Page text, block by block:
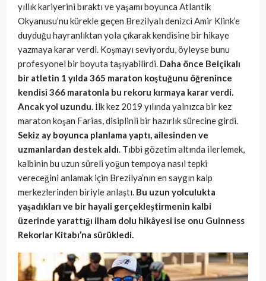
yıllık kariyerini bıraktı ve yaşamı boyunca Atlantik
Okyanusu’nu kürekle geçen Brezilyalı denizci Amir Klink’e
duyduğu hayranlıktan yola çıkarak kendisine bir hikaye
yazmaya karar verdi. Koşmayı seviyordu, öyleyse bunu
profesyonel bir boyuta taşıyabilirdi. Daha önce Belçikalı
bir atletin 1 yılda 365 maraton koştuğunu öğrenince
kendisi 366 maratonla bu rekoru kırmaya karar verdi.
Ancak yol uzundu.İlk kez 2019 yılında yalnızca bir kez
maraton koşan Farias, disiplinli bir hazırlık sürecine girdi.
Sekiz ay boyunca planlama yaptı, ailesinden ve
uzmanlardan destek aldı. Tıbbi gözetim altında ilerlemek,
kalbinin bu uzun süreli yoğun tempoya nasıl tepki
vereceğini anlamak için Brezilya’nın en saygın kalp
merkezlerinden biriyle anlaştı. Bu uzun yolculukta
yaşadıkları ve bir hayali gerçekleştirmenin kalbi
üzerinde yarattığı ilham dolu hikâyesi ise onu Guinness
Rekorlar Kitabı’na sürükledi.